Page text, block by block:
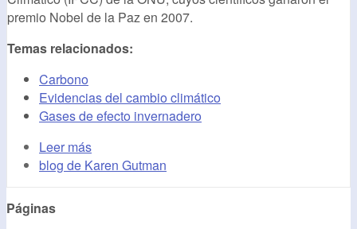
premio Nobel de la Paz en 2007.
Temas relacionados:
Carbono
Evidencias del cambio climático
Gases de efecto invernadero
Leer más
blog de Karen Gutman
Páginas